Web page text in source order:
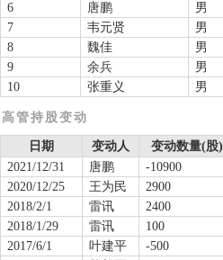
6
唐鹏 男
7
韦元贤 男
8
魏佳 男
9
余兵 男
10
张重义 男
高管持股变动
日期 变动人 变动数量(股)
2021/12/31
唐鹏 -10900
2020/12/25
王为民 2900
2018/2/1
雷讯 2400
2018/1/29
雷讯 100
2017/6/1
叶建平 -500